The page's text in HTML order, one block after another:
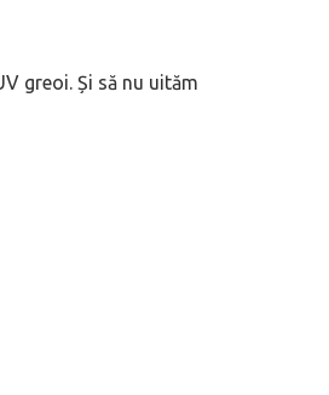
greoi. Și să nu uităm